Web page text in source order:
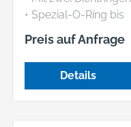
• Spezial-O-Ring bis
Preis auf Anfrage
Details